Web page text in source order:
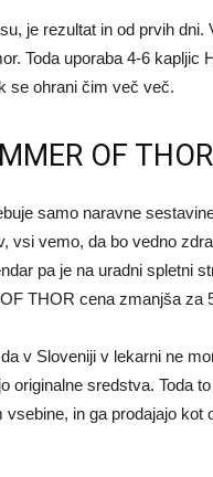
je rezultat in od prvih dni.
Toda uporaba 4-6
se ohrani čim več več.
OF
samo naravne
vsi vemo, da bo vedno
pa je na uradni spletni
THOR cena zmanjša za
v Sloveniji v lekarni ne
originalne sredstva. Toda
in ga prodajajo kot